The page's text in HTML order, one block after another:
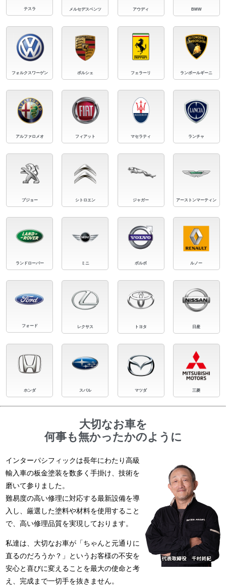
テスラ メルセデスベンツ アウディ BMW
フォルクスワーゲン ポルシェ フェラーリ ランボールギーニ
アルファロメオ フィアット マセラティ ランチャ
プジョー シトロエン ジャガー アーストンマーティン
ランドローバー ミニ ボルボ ルノー
フォード レクサス トヨタ 日産
ホンダ スバル マツダ 三菱
大切なお車を
何事も無かったかのように
インターパシフィックは長年にわたり高級
輸入車の板金塗装を数多く手掛け、技術を
磨いて参りました。
難易度の高い修理に対応する最新設備を導
入し、厳選した塗料や材料を使用すること
で、高い修理品質を実現しております。
私達は、大切なお車が「ちゃんと元通りに
直るのだろうか？」というお客様の不安を
安心と喜びに変えることを最大の使命と考
え、完成まで一切手を抜きません。